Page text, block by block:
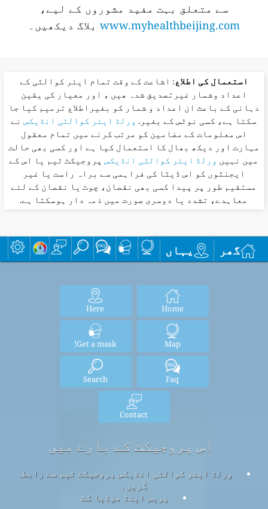
سے متعلق بہت مفید مشوروں کے لیے،
www.myhealthbeijing.comبلاگ دیکھیں۔
استعمال کی اطلاع: اشاعت کے وقت تمام ایئر کوالٹی کے
اعداد وشمار غیرتصدیق شدہ ھیں ، اور معیار کی یقین
دہانی کے باعث ان اعداد و شمار کو بغیراطلاع ترمیم کیا جا
سکتا ہے، کسی نوٹس کے بغیر.ورلڈ ایئر کوالٹی انڈیکسنے
اس معلومات کے مضامین کو مرتب کرنے میں تمام معقول
مہارت اور دیکھ بھال کا استعمال کیا ہے اور کسی بھی حالت
میں نہیںورلڈ ایئر کوالٹی انڈیکسپروجیکٹ ٹیم یا اس کے
ایجنٹوں کو اس ڈیٹا کی فراہمی سے براہ راست یا غیر
مستقیم طور پر پیدا کسی بھی نقصان، چوٹ یا نقصان کے لئے
معاہدے، تشدد یا دوسری صورت میں ذمہ دار ہوسکتا ہے.
گھر یہاں
Home
Here
Map
Get a mask!
Faq
Search
Contact
اس پروجیکٹ کے بارے میں
ورلڈ ایئر کوالٹی انڈیکس پروجیکٹ ٹیم سے رابطہ
کریں۔
پریس اینڈ میڈیا کٹ